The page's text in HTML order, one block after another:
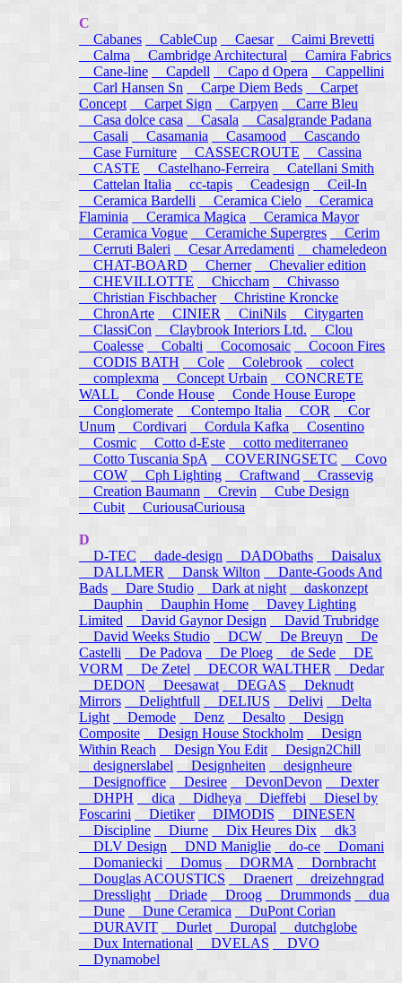
C
Cabanes
CableCup Caesar
Caimi Brevetti
Calma
Cambridge Architectural
Camira Fabrics
Cane-line
Capdell Capo d Opera
Cappellini
Carl Hansen Sn
Carpe Diem Beds
Carpet
Concept
Carpet Sign Carpyen
Carre Bleu
Casa dolce casa
Casala
Casalgrande Padana
Casali
Casamania Casamood
Cascando
Case Furniture
CASSECROUTE
Cassina
CASTE
Castelhano-Ferreira
Catellani Smith
Cattelan Italia
cc-tapis Ceadesign
Ceil-In
Ceramica Bardelli
Ceramica Cielo
Ceramica
Flaminia
Ceramica Magica
Ceramica Mayor
Ceramica Vogue
Ceramiche Supergres Cerim
Cerruti Baleri
Cesar Arredamenti
chameledeon
CHAT-BOARD
Cherner
Chevalier edition
CHEVILLOTTE
Chiccham
Chivasso
Christian Fischbacher
Christine Kroncke
ChronArte
CINIER CiniNils
Citygarten
ClassiCon
Claybrook Interiors Ltd.
Clou
Coalesse
Cobalti Cocomosaic
Cocoon Fires
CODIS BATH
Cole Colebrook
colect
complexma
Concept Urbain
CONCRETE
WALL
Conde House
Conde House Europe
Conglomerate
Contempo Italia COR
Cor
Unum
Cordivari Cordula Kafka
Cosentino
Cosmic
Cotto d-Este
cotto mediterraneo
Cotto Tuscania SpA
COVERINGSETC
Covo
COW
Cph Lighting Craftwand
Crassevig
Creation Baumann
Crevin
Cube Design
Cubit
CuriousaCuriousa
D
D-TEC
dade-design DADObaths
Daisalux
DALLMER
Dansk Wilton
Dante-Goods And
Bads
Dare Studio Dark at night
daskonzept
Dauphin
Dauphin Home
Davey Lighting
Limited
David Gaynor Design
David Trubridge
David Weeks Studio
DCW De Breuyn
De
Castelli
De Padova De Ploeg de Sede
DE
VORM
De Zetel DECOR WALTHER
Dedar
DEDON
Deesawat DEGAS
Deknudt
Mirrors
Delightfull DELIUS Delivi
Delta
Light
Demode Denz Desalto
Design
Composite
Design House Stockholm
Design
Within Reach
Design You Edit
Design2Chill
designerslabel
Designheiten
designheure
Designoffice
Desiree DevonDevon
Dexter
DHPH
dica Didheya Dieffebi
Diesel by
Foscarini
Dietiker DIMODIS
DINESEN
Discipline
Diurne Dix Heures Dix
dk3
DLV Design
DND Maniglie do-ce
Domani
Domaniecki
Domus DORMA
Dornbracht
Douglas ACOUSTICS
Draenert
dreizehngrad
Dresslight Driade Droog Drummonds
dua
Dune
Dune Ceramica
DuPont Corian
DURAVIT
Durlet Duropal
dutchglobe
Dux International
DVELAS
DVO
Dynamobel